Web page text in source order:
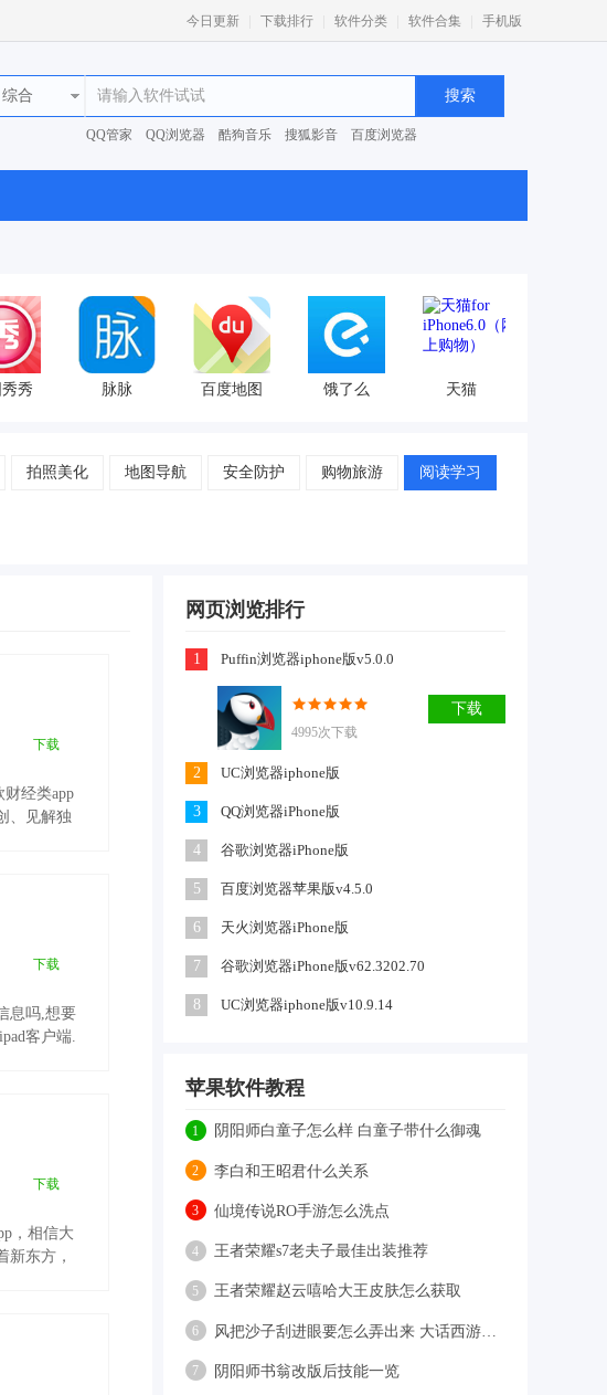
今日更新 下载排行 软件分类 软件合集 手机版
综合
QQ管家 QQ浏览器 酷狗音乐 搜狐影音
百度浏览器
秀 脉脉 百度地图 饿了么 天猫
拍照美化 地图导航 安全防护 购物旅游 阅读学习
下载
经类app
、见解独
下载
息吗,想要
客户端.
下载
，相信大
新东方，
网页浏览排行
1 Puffin浏览器iphone版v5.0.0
4995次下载
下载
2 UC浏览器iphone版
3 QQ浏览器iPhone版
4 谷歌浏览器iPhone版
5 百度浏览器苹果版v4.5.0
6 天火浏览器iPhone版
7 谷歌浏览器iPhone版v62.3202.70
8 UC浏览器iphone版v10.9.14
苹果软件教程
1 阴阳师白童子怎么样 白童子带什么御魂
2 李白和王昭君什么关系
3 仙境传说RO手游怎么洗点
4 王者荣耀s7老夫子最佳出装推荐
5 王者荣耀赵云嘻哈大王皮肤怎么获取
6
7 阴阳师书翁改版后技能一览